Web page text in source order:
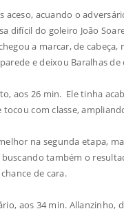
aceso, acuando o
difícil do goleiro João
a marcar, de
parede e deixou Baralhas
aos 26 min. Ele tinha
tocou com classe,
na segunda etapa,
também o
de cara.
aos 34 min.